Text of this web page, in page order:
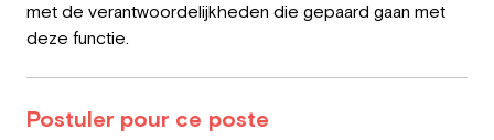
met de verantwoordelijkheden die gepaard gaan met
deze functie.
Postuler pour ce poste